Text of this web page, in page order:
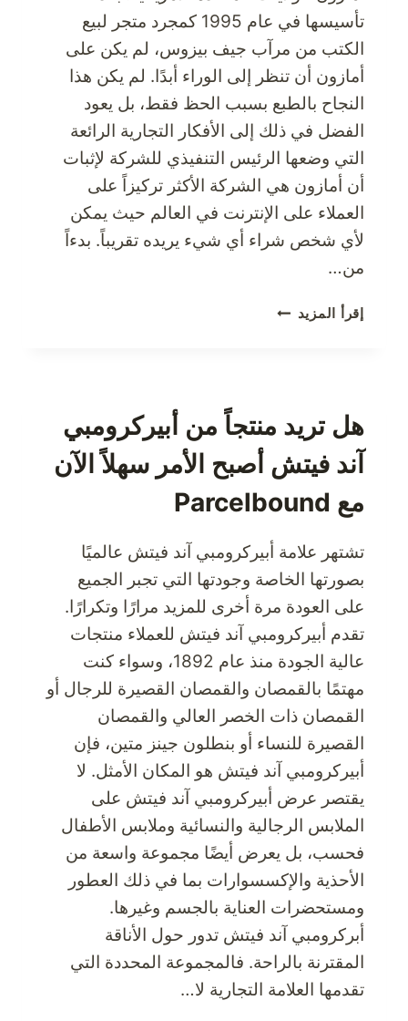
تأسيسها في عام 1995 كمجرد متجر لبيع
الكتب من مرآب جيف بيزوس، لم يكن على
أمازون أن تنظر إلى الوراء أبدًا. لم يكن هذا
النجاح بالطبع بسبب الحظ فقط، بل يعود
الفضل في ذلك إلى الأفكار التجارية الرائعة
التي وضعها الرئيس التنفيذي للشركة لإثبات
أن أمازون هي الشركة الأكثر تركيزاً على
العملاء على الإنترنت في العالم حيث يمكن
لأي شخص شراء أي شيء يريده تقريباً. بدءاً
من…
إقرأ المزيد جرب
تركيزًا
على
العملاء
AMAZON.COM
الولايات
المتحدة
الأمريكية
وشحن
المنتجات
بأسعار
رخيصة
خلال
PARCELBOUND
هل تريد منتجاً من أبيركرومبي
آند فيتش أصبح الأمر سهلاً الآن
مع Parcelbound
تشتهر علامة أبيركرومبي آند فيتش عالميًا
بصورتها الخاصة وجودتها التي تجبر الجميع
على العودة مرة أخرى للمزيد مرارًا وتكرارًا.
تقدم أبيركرومبي آند فيتش للعملاء منتجات
عالية الجودة منذ عام 1892، وسواء كنت
مهتمًا بالقمصان والقمصان القصيرة للرجال أو
القمصان ذات الخصر العالي والقمصان
القصيرة للنساء أو بنطلون جينز متين، فإن
أبيركرومبي آند فيتش هو المكان الأمثل. لا
يقتصر عرض أبيركرومبي آند فيتش على
الملابس الرجالية والنسائية وملابس الأطفال
فحسب، بل يعرض أيضًا مجموعة واسعة من
الأحذية والإكسسوارات بما في ذلك العطور
ومستحضرات العناية بالجسم وغيرها.
أبركرومبي آند فيتش تدور حول الأناقة
المقترنة بالراحة. فالمجموعة المحددة التي
تقدمها العلامة التجارية لا…